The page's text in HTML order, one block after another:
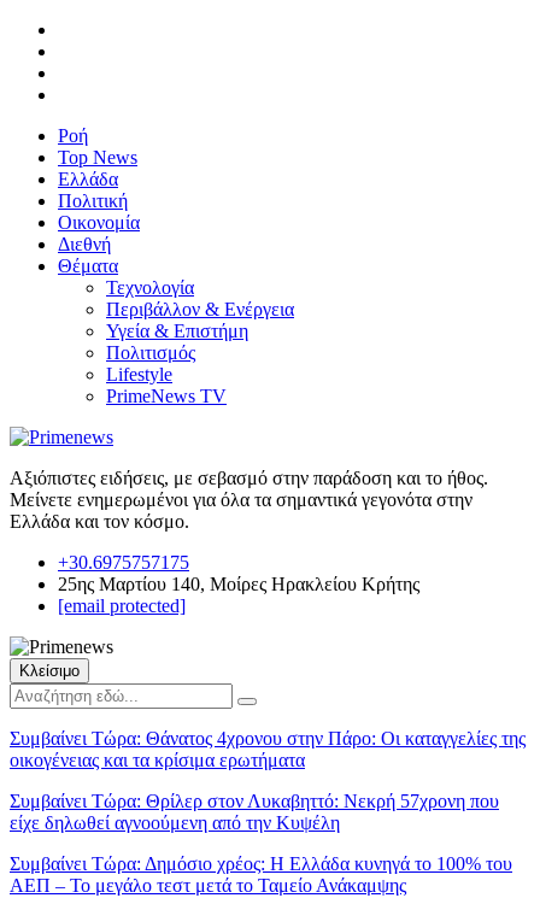
Ροή
Top News
Ελλάδα
Πολιτική
Οικονομία
Διεθνή
Θέματα
Τεχνολογία
Περιβάλλον & Ενέργεια
Υγεία & Επιστήμη
Πολιτισμός
Lifestyle
PrimeNews TV
Αξιόπιστες ειδήσεις, με σεβασμό στην παράδοση και το ήθος.
Μείνετε ενημερωμένοι για όλα τα σημαντικά γεγονότα στην
Ελλάδα και τον κόσμο.
+30.6975757175
25ης Μαρτίου 140, Μοίρες Ηρακλείου Κρήτης
[email protected]
Κλείσιμο
Συμβαίνει Τώρα: Θάνατος 4χρονου στην Πάρο: Οι καταγγελίες της
οικογένειας και τα κρίσιμα ερωτήματα
Συμβαίνει Τώρα: Θρίλερ στον Λυκαβηττό: Νεκρή 57χρονη που
είχε δηλωθεί αγνοούμενη από την Κυψέλη
Συμβαίνει Τώρα: Δημόσιο χρέος: Η Ελλάδα κυνηγά το 100% του
ΑΕΠ – Το μεγάλο τεστ μετά το Ταμείο Ανάκαμψης